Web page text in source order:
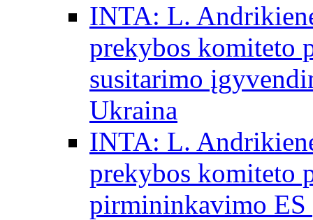
INTA: L.
prekybos komiteto
susitarimo
Ukraina
INTA: L.
prekybos komiteto
pirmininkavimo ES